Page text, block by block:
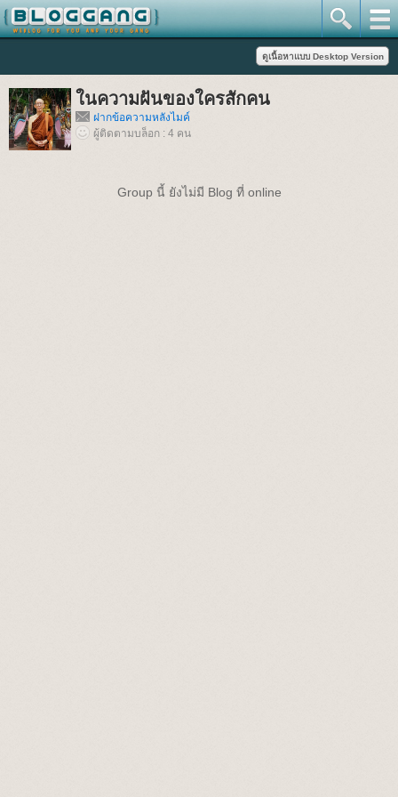
ในความฝันของใครสักคน
ฝากข้อความหลังไมค์
ผู้ติดตามบล็อก : 4 คน
Group นี้ ยังไม่มี Blog ที่ online